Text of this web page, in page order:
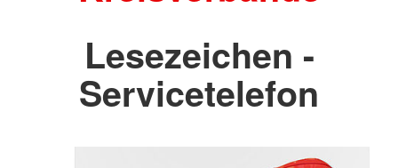
Lesezeichen -
Servicetelefon